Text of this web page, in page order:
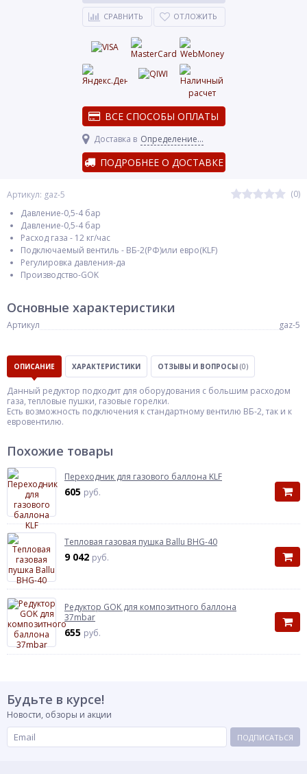
Артикул: gaz-5
(0)
Давление-0,5-4 бар
Давление-0,5-4 бар
Расход газа - 12 кг/час
Подключаемый вентиль - ВБ-2(РФ)или евро(KLF)
Регулировка давления-да
Производство-GOK
СРАВНИТЬ ОТЛОЖИТЬ
ВСЕ СПОСОБЫ ОПЛАТЫ
Доставка в Определение...
ПОДРОБНЕЕ О ДОСТАВКЕ
Основные характеристики
Артикул gaz-5
ОПИСАНИЕ ХАРАКТЕРИСТИКИ ОТЗЫВЫ И ВОПРОСЫ (0)
Данный редуктор подходит для оборудования с большим расходом
газа, тепловые пушки, газовые горелки.
Есть возможность подключения к стандартному вентилю ВБ-2, так и к
евровентилю.
Похожие товары
Переходник для газового баллона KLF
605 руб.
Тепловая газовая пушка Ballu BHG-40
9 042 руб.
Редуктор GOK для композитного баллона
37mbar
655 руб.
Будьте в курсе!
Новости, обзоры и акции
ПОДПИСАТЬСЯ